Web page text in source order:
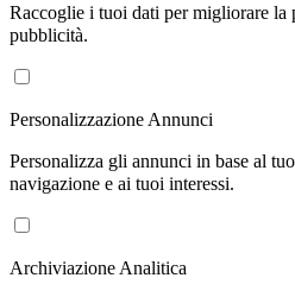
Raccoglie i tuoi dati per migliorare la
pubblicità.
Personalizzazione Annunci
Personalizza gli annunci in base al
navigazione e ai tuoi interessi.
Archiviazione Analitica